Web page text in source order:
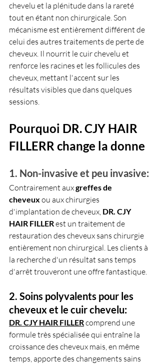
chevelu et la plénitude dans la rareté
tout en étant non chirurgicale. Son
mécanisme est entièrement différent de
celui des autres traitements de perte de
cheveux. Il nourrit le cuir chevelu et
renforce les racines et les follicules des
cheveux, mettant l'accent sur les
résultats visibles que dans quelques
sessions.
Pourquoi DR. CJY HAIR
FILLERR change la donne
1. Non-invasive et peu invasive:
Contrairement aux greffes de
cheveux ou aux chirurgies
d'implantation de cheveux, DR. CJY
HAIR FILLER est un traitement de
restauration des cheveux sans chirurgie
entièrement non chirurgical. Les clients à
la recherche d'un résultat sans temps
d'arrêt trouveront une offre fantastique.
2. Soins polyvalents pour les
cheveux et le cuir chevelu:
DR. CJY HAIR FILLER comprend une
formule très spécialisée qui entraîne la
croissance des cheveux mais, en même
temps, apporte des changements sains